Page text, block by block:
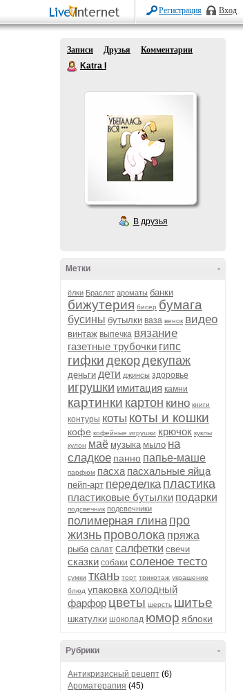
Регистрация Вход
Записи Друзья
Комментарии
Katra I
В друзья
-
Метки
ёлки Браслет ароматы банки
бижутерия бисер бумага
бусины бутылки ваза венок видео
винтаж выпечка вязание
газетные трубочки гипс
гифки декордекупаж
деньги дети джинсы здоровье
игрушки имитация камни
картинки картон кино книги
контуры коты коты и кошки
кофе кофейные игрушки крючок куклы
кулон маё музыка мыло на
сладкое панно папье-маше
парфюм пасха пасхальные яйца
пейп-арт переделка пластика
пластиковые бутылки подарки
подсвечник подсвечники
полимерная глина про
жизнь проволока пряжа
рыба салат салфетки свечи
сказки собаки соленое тесто
сумки ткань торт трикотаж украшение
блюд упаковка холодный
фарфор цветы шерсть шитье
шкатулки шоколад юмор яблоки
-
Рубрики
Антикризисный рецепт (6)
Ароматерапия (45)